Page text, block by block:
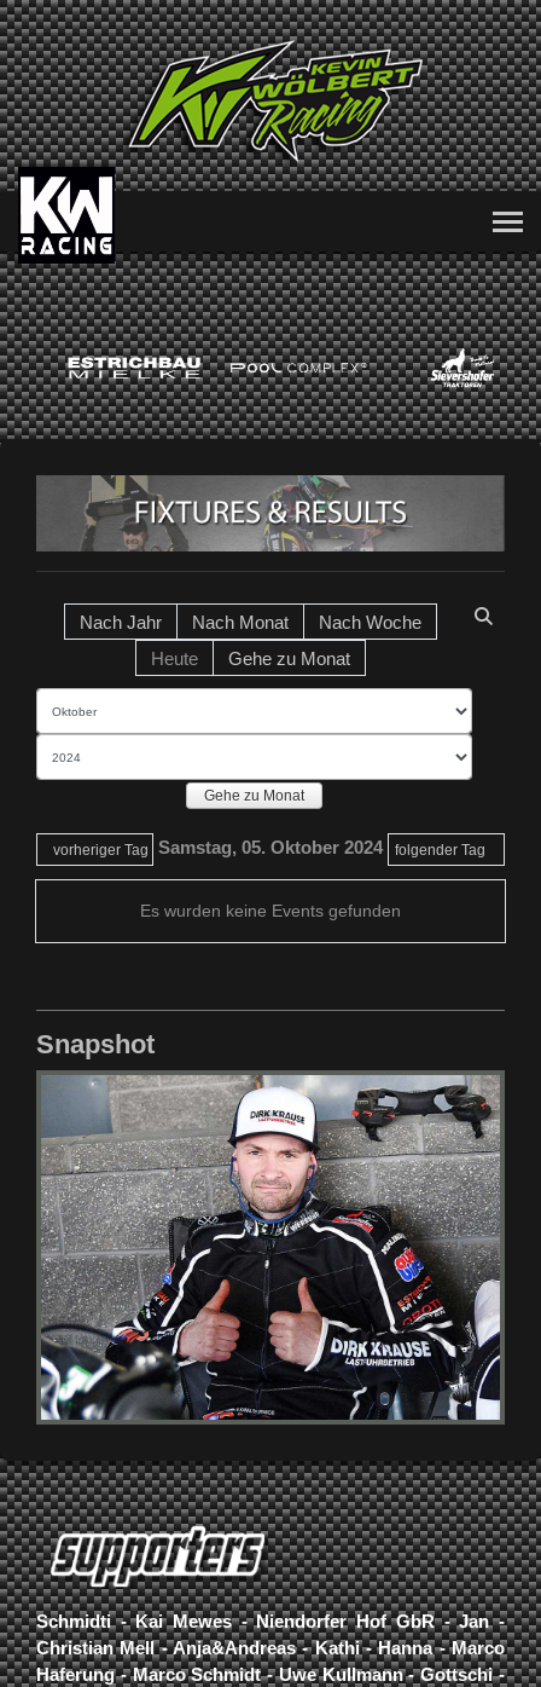
Nach Jahr Nach Monat
Nach Woche
Heute
Gehe zu Monat
Gehe zu Monat
vorheriger Tag Samstag, 05. Oktober 2024 folgender Tag
Es wurden keine Events gefunden
Snapshot
Schmidti - Kai Mewes - Niendorfer Hof GbR - Jan -
Christian Mell - Anja&Andreas - Kathi - Hanna - Marco
Haferung - Marco Schmidt - Uwe Kullmann - Gottschi -